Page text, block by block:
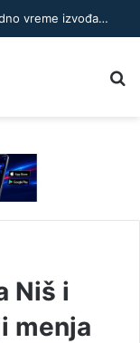
Rad na asfaltu po plus 38: Skraćeno radno vreme izvođača u Nišu
Niš i
menja